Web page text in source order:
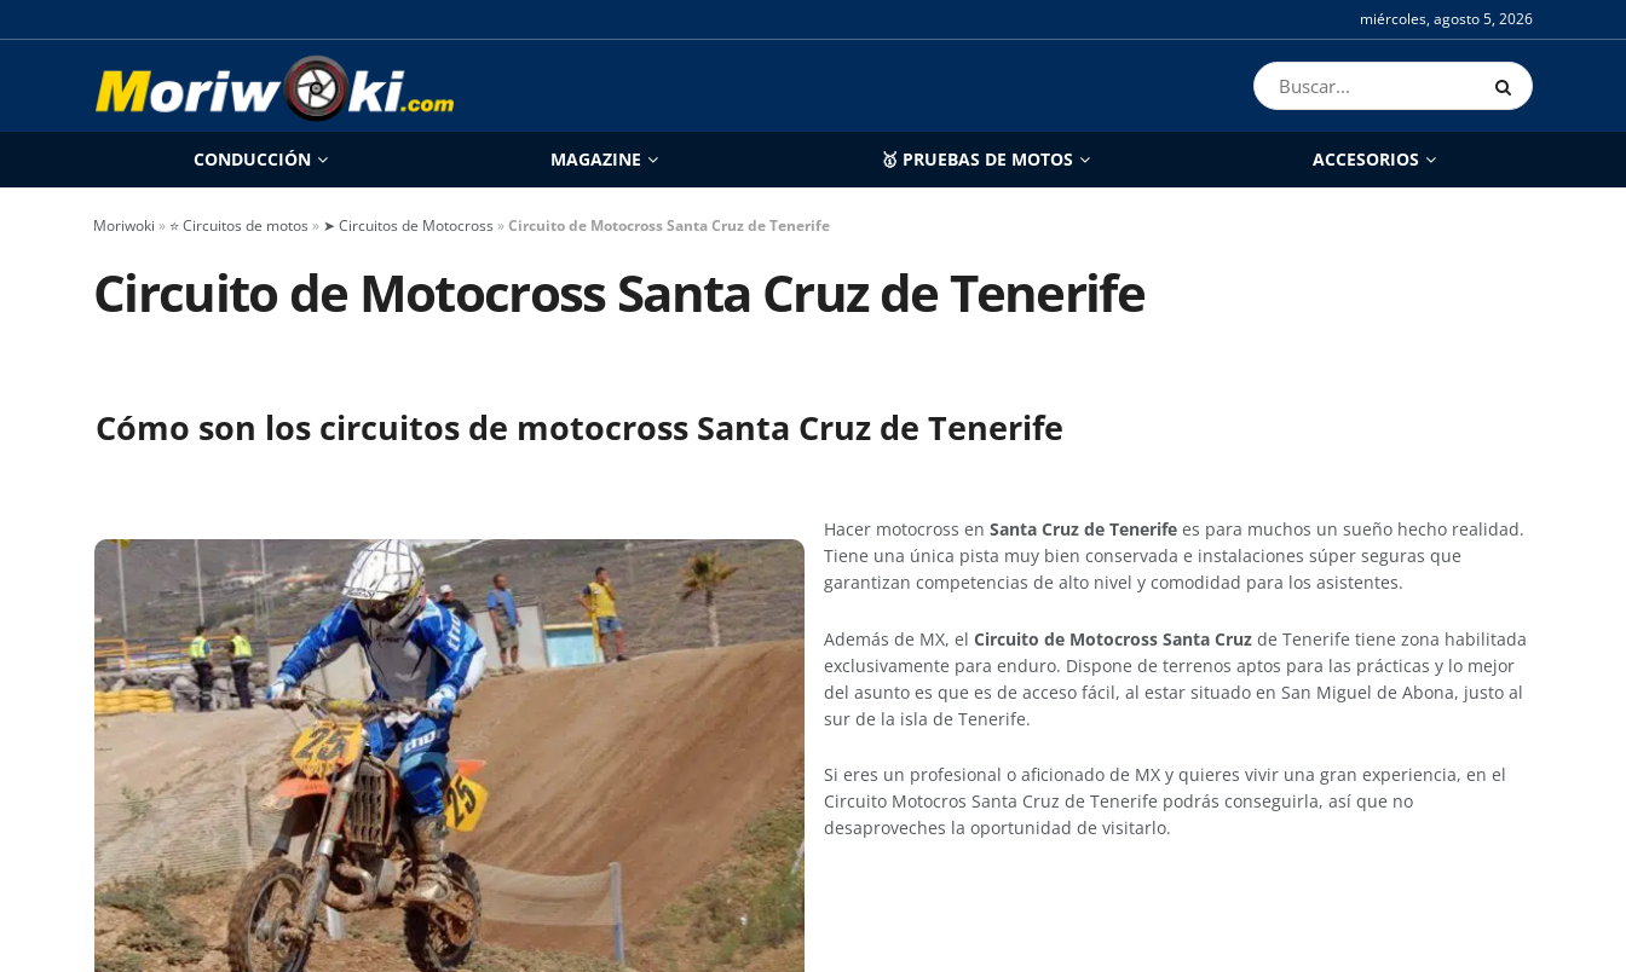
miércoles, agosto 5, 2026
CONDUCCIÓN MAGAZINE 🥇 PRUEBAS DE MOTOS ACCESORIOS
Moriwoki » ⭐ Circuitos de motos » ➤ Circuitos de Motocross »Circuito de Motocross Santa Cruz de Tenerife
Circuito de Motocross Santa Cruz de Tenerife
Cómo son los circuitos de motocross Santa Cruz de Tenerife
Hacer motocross en Santa Cruz de Tenerifees para muchos un sueño hecho realidad.
Tiene una única pista muy bien conservada e instalaciones súper seguras que
garantizan competencias de alto nivel y comodidad para los asistentes.
Además de MX, el Circuito de Motocross Santa Cruzde Tenerife tiene zona habilitada
exclusivamente para enduro. Dispone de terrenos aptos para las prácticas y lo mejor
del asunto es que es de acceso fácil, al estar situado en San Miguel de Abona, justo al
sur de la isla de Tenerife.
Si eres un profesional o aficionado de MX y quieres vivir una gran experiencia, en el
Circuito Motocros Santa Cruz de Tenerife podrás conseguirla, así que no
desaproveches la oportunidad de visitarlo.